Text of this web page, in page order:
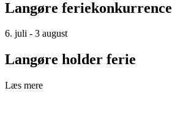
Langøre feriekonkurrence
6. juli - 3 august
Langøre holder ferie
Læs mere